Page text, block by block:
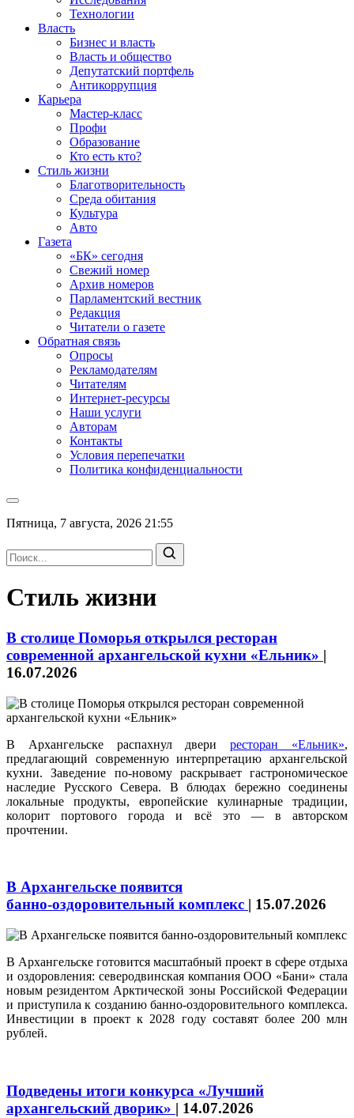
Технологии
Власть
Бизнес и власть
Власть и общество
Депутатский портфель
Антикоррупция
Карьера
Мастер-класс
Профи
Образование
Кто есть кто?
Стиль жизни
Благотворительность
Среда обитания
Культура
Авто
Газета
«БК» сегодня
Свежий номер
Архив номеров
Парламентский вестник
Редакция
Читатели о газете
Обратная связь
Опросы
Рекламодателям
Читателям
Интернет-ресурсы
Наши услуги
Авторам
Контакты
Условия перепечатки
Политика конфиденциальности
Пятница, 7 августа, 2026 21:55
Стиль жизни
В столице Поморья открылся ресторан
современной архангельской кухни «Ельник» |
16.07.2026
В Архангельске распахнул двериресторан «Ельник»,
предлагающий современную интерпретацию архангельской
кухни. Заведение по‑новому раскрывает гастрономическое
наследие Русского Севера. В блюдах бережно соединены
локальные продукты, европейские кулинарные традиции,
колорит портового города и всё это — в авторском
прочтении.
В Архангельске появится
банно‑оздоровительный комплекс | 15.07.2026
В Архангельске готовится масштабный проект в сфере отдыха
и оздоровления: северодвинская компания ООО «Бани» стала
новым резидентом Арктической зоны Российской Федерации
и приступила к созданию банно‑оздоровительного комплекса.
Инвестиции в проект к 2028 году составят более 200 млн
рублей.
Подведены итоги конкурса «Лучший
архангельский дворик» | 14.07.2026